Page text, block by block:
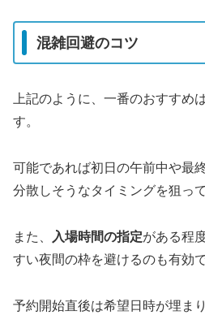
混雑回避のコツ
上記のように、一番のおすすめ
す。
可能であれば初日の午前中や最
分散しそうなタイミングを狙っ
また、 入場時間の指定がある程
すい夜間の枠を避けるのも有効で
予約開始直後は希望日時が埋ま